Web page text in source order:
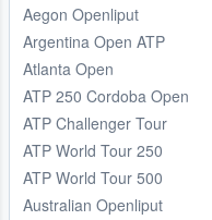
Aegon Openliput
Argentina Open ATP
Atlanta Open
ATP 250 Cordoba Open
ATP Challenger Tour
ATP World Tour 250
ATP World Tour 500
Australian Openliput